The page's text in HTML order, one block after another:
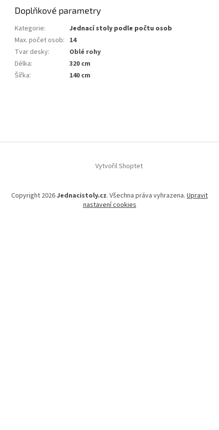
Doplňkové parametry
Kategorie:
Jednací stoly podle počtu osob
Max. počet osob: 14
Tvar desky:
Oblé rohy
Délka:
320 cm
Šířka: 140 cm
Vytvořil Shoptet
Copyright 2026Jednacistoly.cz. Všechna práva vyhrazena. Upravit
nastavení cookies